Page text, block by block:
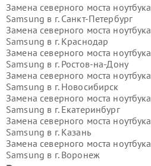
Замена северного моста ноутбука
Samsung в г. Санкт-Петербург
Замена северного моста ноутбука
Samsung в г. Краснодар
Замена северного моста ноутбука
Samsung в г. Ростов-на-Дону
Замена северного моста ноутбука
Samsung в г. Новосибирск
Замена северного моста ноутбука
Samsung в г. Екатеринбург
Замена северного моста ноутбука
Samsung в г. Казань
Замена северного моста ноутбука
Samsung в г. Воронеж